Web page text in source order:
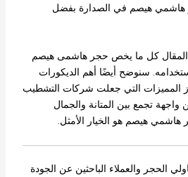
هاشمي هيصم في الصدارة بفضل
كل ما يخص حجر هاشمى هيصم
سنوضح أيضًا أهم الديكورات
المميزات التي جعلت شركات التشطيب
تجمع بين المتانة والجمال
هاشمي هيصم هو الخيار الأمثل.
الحجر والعملاء الباحثين عن الجودة